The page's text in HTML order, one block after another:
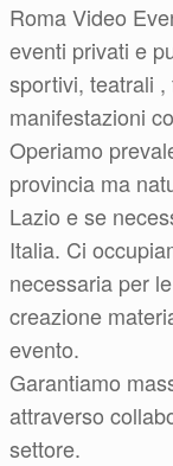
Roma Video
eventi privati e
sportivi, teatrali
manifestazioni
Operiamo
provincia ma
Lazio e se
Italia. Ci
necessaria per
creazione
evento.
Garantiamo
attraverso
settore.